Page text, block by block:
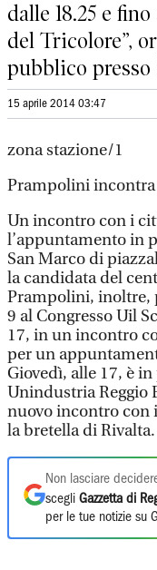
dalle 18.25 e
del Tricolore”,
pubblico presso
15 aprile 2014 03:47
zona stazione/1
Prampolini
Un incontro con i
l’appuntamento in
San Marco di
la candidata del
Prampolini, inoltre,
9 al Congresso Uil
17, in un incontro
per un
Giovedì, alle 17, è
Unindustria Reggio
nuovo incontro con
la bretella di Rivalta.
Non lasciare
scegli Gazzetta di
per le tue notizie su